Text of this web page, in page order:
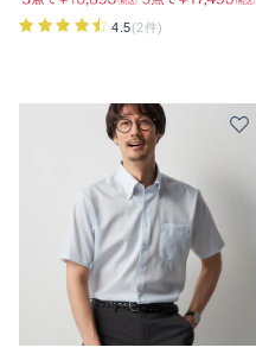
4.5(2件)